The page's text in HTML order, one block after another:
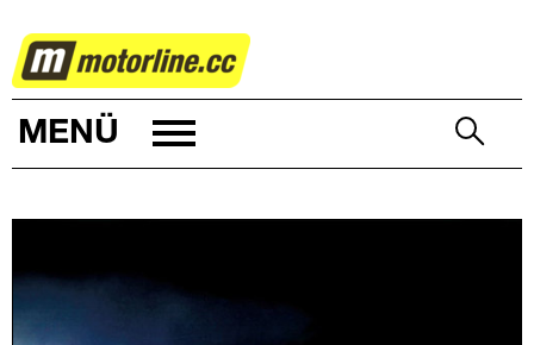
AUTOWELT
MENÜ